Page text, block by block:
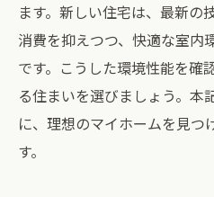
ます。新しい住宅は、最新の
消費を抑えつつ、快適な室内
です。こうした環境性能を確
る住まいを選びましょう。本
に、理想のマイホームを見つ
す。